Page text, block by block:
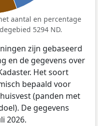
aantal en percentage
5294 ND.
zijn gebaseerd
en de gegevens over
Het soort
bepaald voor
(panden met
De gegevens
2026.